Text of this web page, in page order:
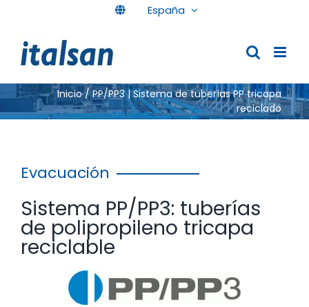
contenido
España
Inicio/PP/PP3 | Sistema de tuberías PP tricapa
reciclado
Evacuación
Sistema PP/PP3: tuberías
de polipropileno tricapa
reciclable